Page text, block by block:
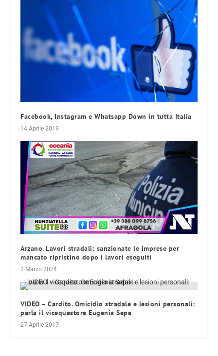
Facebook, Instagram e Whatsapp Down in tutta Italia
14 Aprile 2019
Arzano. Lavori stradali: sanzionate le imprese per
mancato ripristino dopo i lavori eseguiti
2 Marzo 2024
VIDEO – Cardito. Omicidio stradale e lesioni personali:
parla il vicequestore Eugenia Sepe
27 Aprile 2017